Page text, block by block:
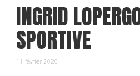
INGRID
SPORTIVE
11 février 2026